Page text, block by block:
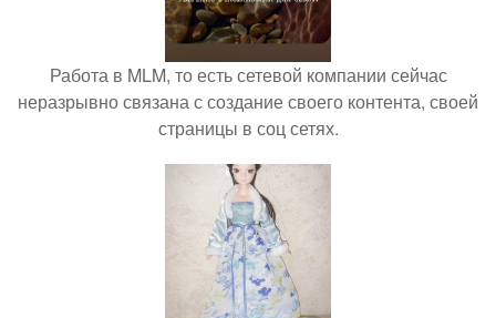
Работа в MLM, то есть сетевой компании сейчас
неразрывно связана с создание своего контента, своей
страницы в соц сетях.